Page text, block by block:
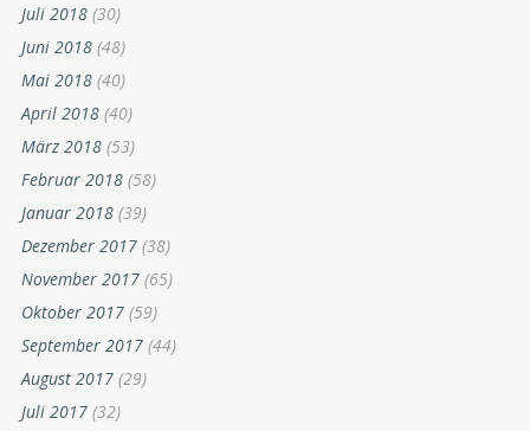
Juli 2018 (30)
Juni 2018 (48)
Mai 2018 (40)
April 2018 (40)
März 2018 (53)
Februar 2018 (58)
Januar 2018 (39)
Dezember 2017 (38)
November 2017 (65)
Oktober 2017 (59)
September 2017 (44)
August 2017 (29)
Juli 2017 (32)